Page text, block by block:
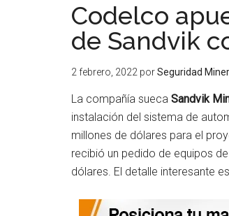
Codelco
de Sandvik
2 febrero, 2022 porSeguridad
La compañía sueca Sandvik
instalación del sistema de
millones de dólares para el
recibió un pedido de equipos
dólares. El detalle interesante